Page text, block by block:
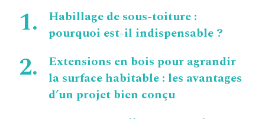
Habillage de sous-toiture :
pourquoi est-il indispensable ?
Extensions en bois pour agrandir
la surface habitable : les avantages
d’un projet bien conçu